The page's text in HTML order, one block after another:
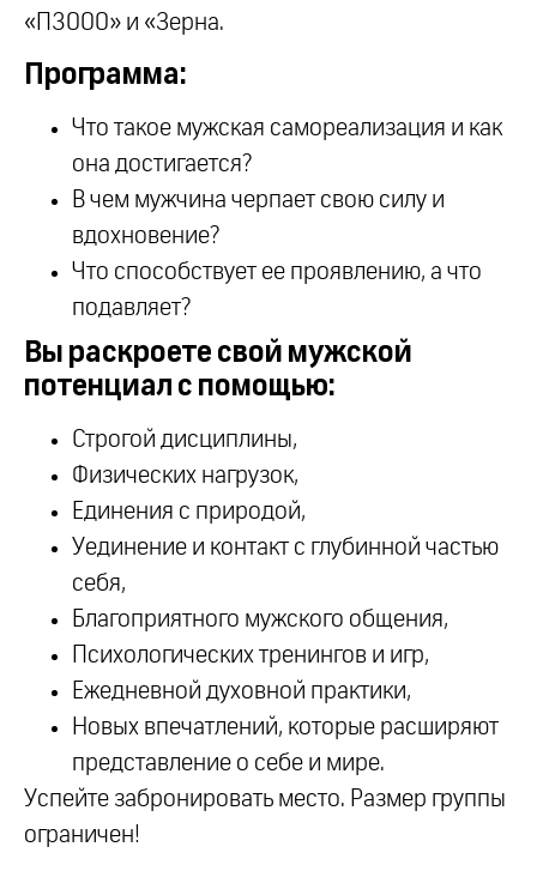
«П3000» и «Зерна.
Программа:
Что такое мужская самореализация и как
она достигается?
В чем мужчина черпает свою силу и
вдохновение?
Что способствует ее проявлению, а что
подавляет?
Вы раскроете свой мужской
потенциал с помощью:
Строгой дисциплины,
Физических нагрузок,
Единения с природой,
Уединение и контакт с глубинной частью
себя,
Благоприятного мужского общения,
Психологических тренингов и игр,
Ежедневной духовной практики,
Новых впечатлений, которые расширяют
представление о себе и мире.
Успейте забронировать место. Размер группы
ограничен!